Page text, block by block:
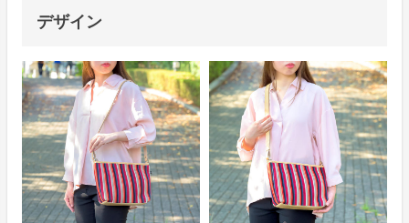
デザイン